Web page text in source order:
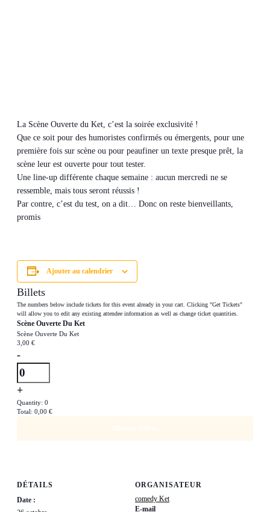
La Scène Ouverte du Ket, c’est la soirée exclusivité !
Que ce soit pour des humoristes confirmés ou émergents, pour une
première fois sur scène ou pour peaufiner un texte presque prêt, la
scène leur est ouverte pour tout tester.
Une line-up différente chaque semaine : aucun mercredi ne se
ressemble, mais tous seront réussis !
Par contre, c’est du test, on a dit… Donc on reste bienveillants,
promis
Ajouter au calendrier
DÉTAILS
Date :
ORGANISATEUR
comedy Ket
E-mail
Billets
The numbers below include tickets for this event already in your cart. Clicking "Get Tickets"
will allow you to edit any existing attendee information as well as change ticket quantities.
Scène Ouverte Du Ket
Scène Ouverte Du Ket
3,00 €
Diminuer
la
quantité
de
billets
pour
-
Quantité
Augmenter
la
quantité
Ouverte
Du
Ket
+
Quantity: 0
Total: 0,00 €